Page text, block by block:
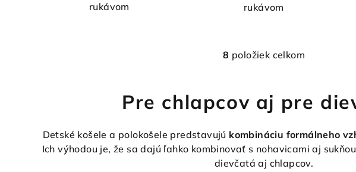
rukávom
rukávom
O
l
á
d
a
c
8 položiek celkom
Pre chlapcov aj pre
Detské košele a polokošele predstavujú kombináciu formálneho
Ich výhodou je, že sa dajú ľahko kombinovať s nohavicami aj
dievčatá aj chlapcov.